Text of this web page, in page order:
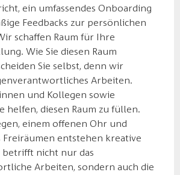
ein umfassendes Onboarding
Feedbacks zur persönlichen
schaffen Raum für Ihre
Wie Sie diesen Raum
Sie selbst, denn wir
Arbeiten.
und Kollegen sowie
helfen, diesen Raum zu füllen.
einem offenen Ohr und
Freiräumen entstehen kreative
betrifft nicht nur das
Arbeiten, sondern auch die